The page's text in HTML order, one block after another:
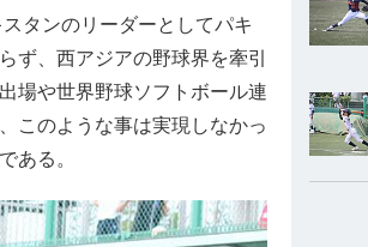
タンのリーダーとしてパキ
ず、西アジアの野球界を牽引
場や世界野球ソフトボール連
このような事は実現しなかっ
ある。